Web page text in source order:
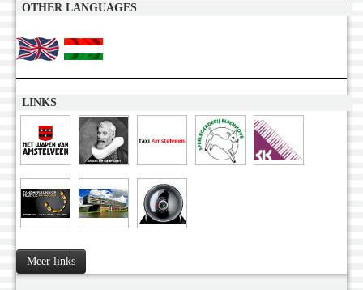
OTHER LANGUAGES
LINKS
Meer links